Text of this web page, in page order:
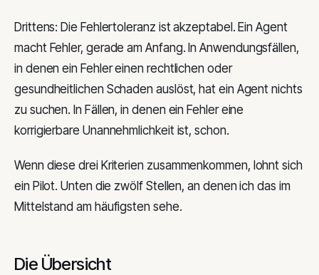
Drittens: Die Fehlertoleranz ist akzeptabel. Ein Agent
macht Fehler, gerade am Anfang. In Anwendungsfällen,
in denen ein Fehler einen rechtlichen oder
gesundheitlichen Schaden auslöst, hat ein Agent nichts
zu suchen. In Fällen, in denen ein Fehler eine
korrigierbare Unannehmlichkeit ist, schon.
Wenn diese drei Kriterien zusammenkommen, lohnt sich
ein Pilot. Unten die zwölf Stellen, an denen ich das im
Mittelstand am häufigsten sehe.
Die Übersicht